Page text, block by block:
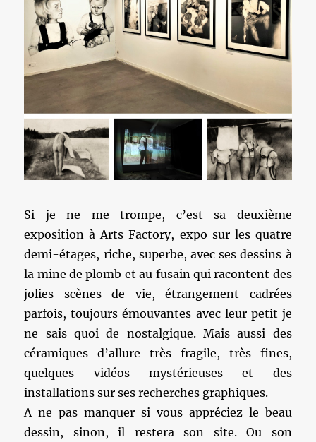
Si je ne me trompe, c’est sa deuxième
exposition à Arts Factory, expo sur les quatre
demi-étages, riche, superbe, avec ses dessins à
la mine de plomb et au fusain qui racontent des
jolies scènes de vie, étrangement cadrées
parfois, toujours émouvantes avec leur petit je
ne sais quoi de nostalgique. Mais aussi des
céramiques d’allure très fragile, très fines,
quelques vidéos mystérieuses et des
installations sur ses recherches graphiques.
A ne pas manquer si vous appréciez le beau
dessin, sinon, il restera son site. Ou son